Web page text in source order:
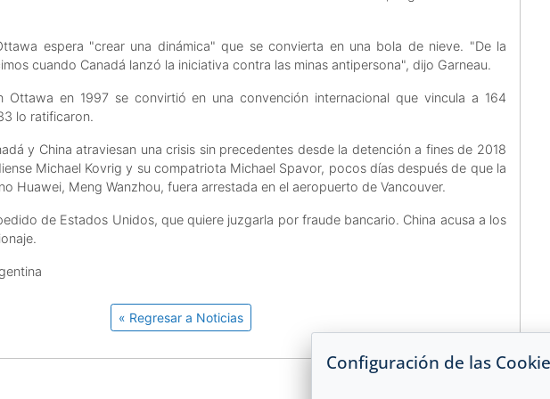
espera "crear una dinámica" que se convierta en una bola de nieve. "De la
cuando Canadá lanzó la iniciativa contra las minas antipersona", dijo Garneau.
Ottawa en 1997 se convirtió en una convención internacional que vincula a 164
lo ratificaron.
y China atraviesan una crisis sin precedentes desde la detención a fines de 2018
Michael Kovrig y su compatriota Michael Spavor, pocos días después de que la
Huawei, Meng Wanzhou, fuera arrestada en el aeropuerto de Vancouver.
de Estados Unidos, que quiere juzgarla por fraude bancario. China acusa a los
« Regresar a Noticias
Configuración de las